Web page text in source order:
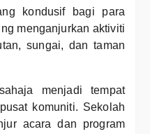
kondusif bagi para
menganjurkan aktiviti
sungai, dan taman
menjadi tempat
komuniti. Sekolah
acara dan program